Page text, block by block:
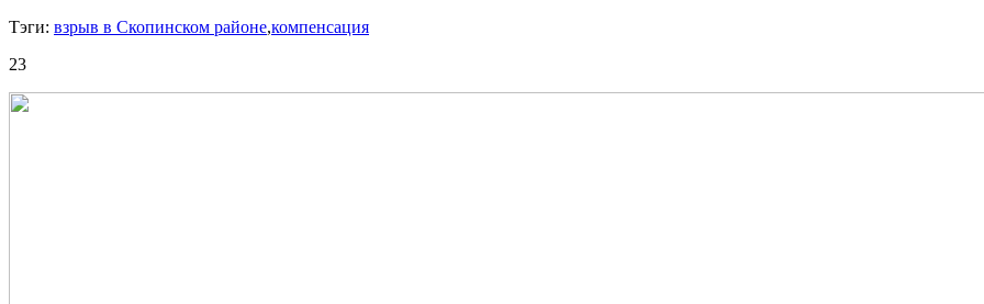
Тэги: взрыв в Скопинском районе,компенсация
23